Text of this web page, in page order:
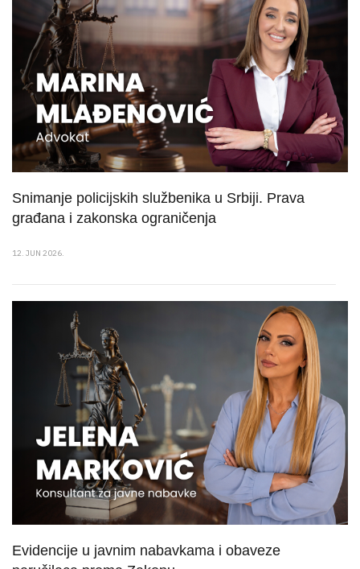
Snimanje policijskih službenika u Srbiji. Prava
građana i zakonska ograničenja
12. JUN 2026.
Evidencije u javnim nabavkama i obaveze